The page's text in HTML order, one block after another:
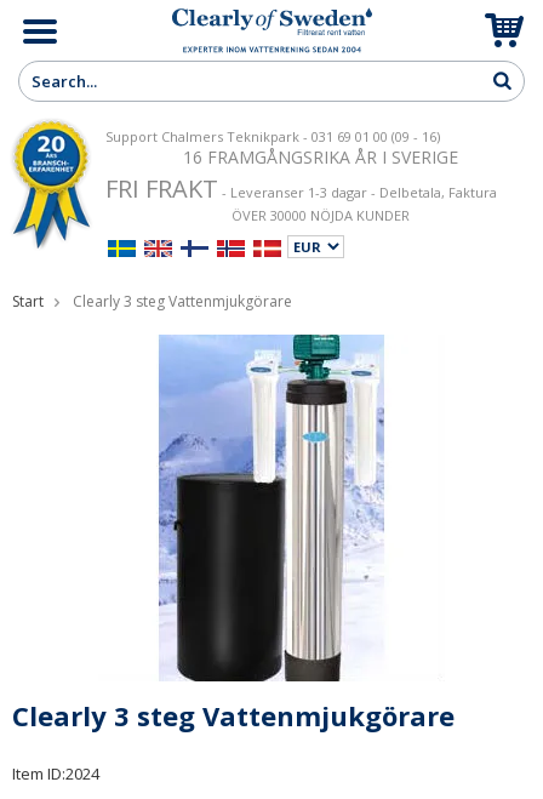
Support Chalmers Teknikpark - 031 69 01 00 (09 - 16)
16 FRAMGÅNGSRIKA ÅR I SVERIGE
FRI FRAKT - Leveranser 1-3 dagar - Delbetala, Faktura
ÖVER 30000 NÖJDA KUNDER
Start Clearly 3 steg Vattenmjukgörare
Clearly 3 steg Vattenmjukgörare
Item ID:2024